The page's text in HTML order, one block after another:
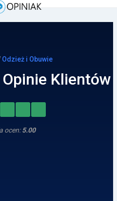
Odzież i Obuwie
Klientów
ocen:5.00